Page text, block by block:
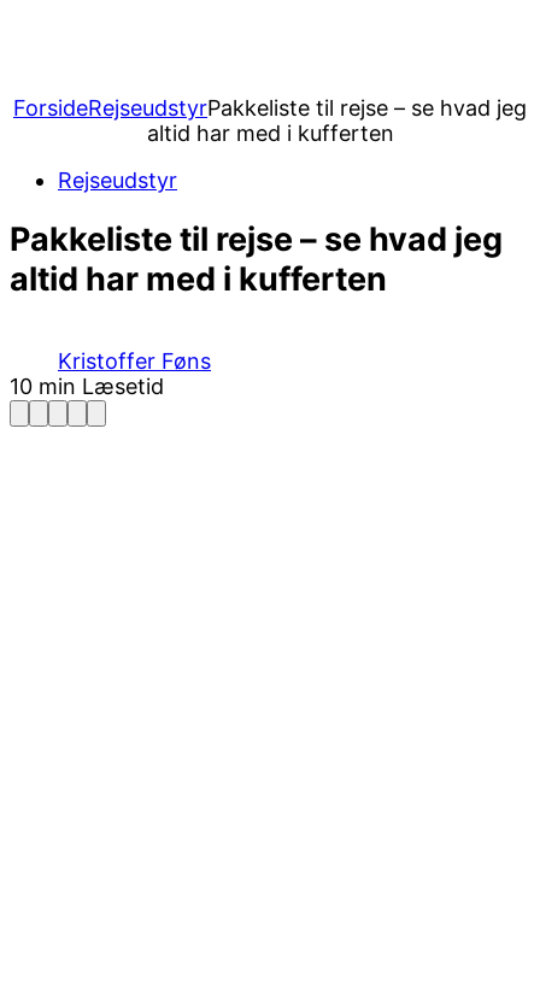
ForsideRejseudstyrPakkeliste til rejse – se hvad jeg
altid har med i kufferten
Rejseudstyr
Pakkeliste til rejse – se hvad jeg
altid har med i kufferten
Kristoffer Føns
10 min Læsetid
Facebook
Pinterest
Twitter
PrintEmail